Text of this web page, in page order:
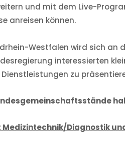
und mit dem Live-
anreisen können.
Westfalen wird sich an
interessierten
zu
Diagnostik